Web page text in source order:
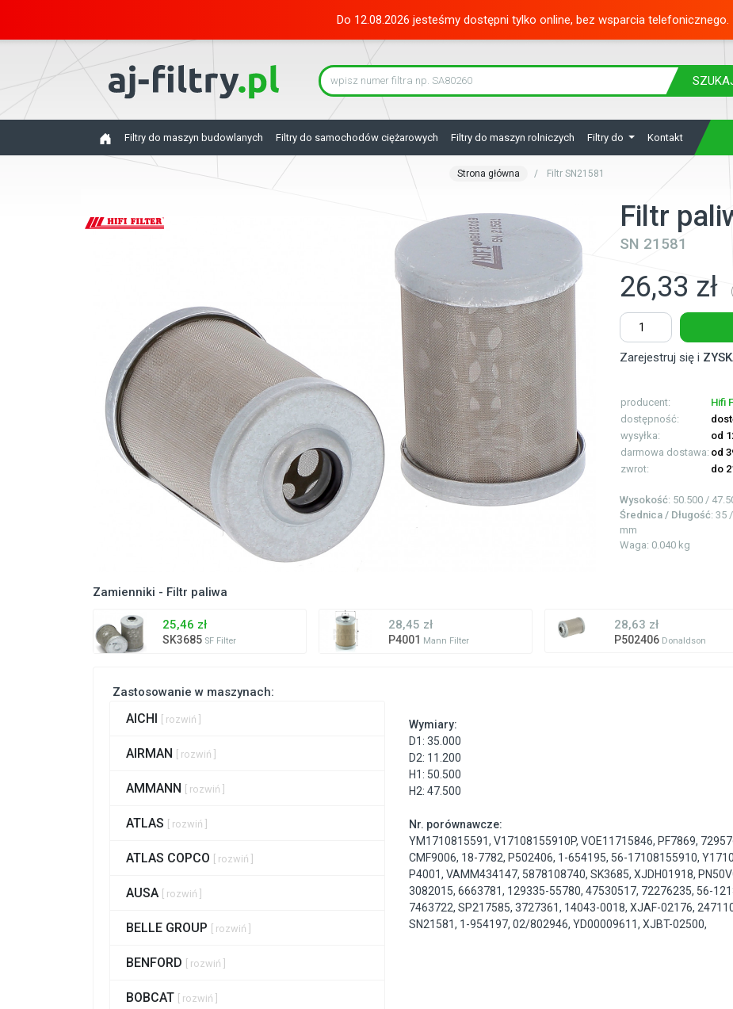
Do 12.08.2026 jesteśmy dostępni tylko online, bez wsparcia telefonicznego.
Filtry do maszyn budowlanych Filtry do samochodów ciężarowych Filtry do maszyn rolniczych Filtry do Kontakt
Strona główna Filtr SN21581
Filtr
SN 21581
26,33 zł
Zarejestruj się i
producent:
Hifi
dostępność:
wysyłka:
od
darmowa dostawa: od
zwrot:
do
Wysokość: 50.500 /
Średnica / Długość: 35
mm
Waga: 0.040 kg
Zamienniki - Filtr paliwa
25,46 zł
SK3685 SF Filter
28,45 zł
P4001 Mann Filter
28,63 zł
P502406 Donaldson
Zastosowanie w maszynach:
AICHI [ rozwiń ]
AIRMAN [ rozwiń ]
AMMANN [ rozwiń ]
ATLAS [ rozwiń ]
ATLAS COPCO [ rozwiń ]
AUSA [ rozwiń ]
BELLE GROUP [ rozwiń ]
BENFORD [ rozwiń ]
BOBCAT [ rozwiń ]
Wymiary:
D1: 35.000
D2: 11.200
H1: 50.500
H2: 47.500
Nr. porównawcze:
YM1710815591,V17108155910P,VOE11715846, PF7869,
CMF9006, 18-7782, P502406, 1-654195, 56-17108155910,
P4001,VAMM434147, 5878108740,SK3685,XJDH01918,
3082015,6663781, 129335-55780,47530517, 72276235, 56-
7463722,SP217585,3727361, 14043-0018,XJAF-02176,
SN21581, 1-954197,02/802946,YD00009611,XJBT-02500,